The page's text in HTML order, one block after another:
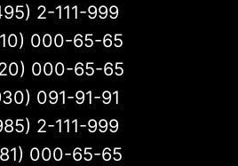
2-111-999
000-65-65
000-65-65
091-91-91
2-111-999
000-65-65